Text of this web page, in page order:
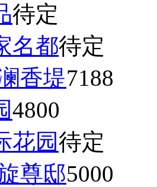
待定
名都待定
香堤7188
4800
花园待定
尊邸5000